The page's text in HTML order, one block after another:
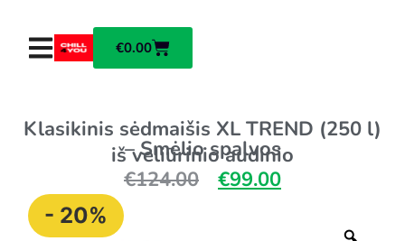
€0.00
Klasikinis sėdmaišis XL TREND (250 l)
–Smėlio spalvos
iš veliūrinio audinio
€124.00 €99.00
- 20%